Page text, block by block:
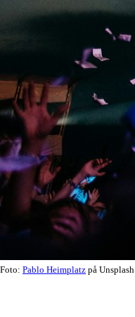
Foto: Pablo Heimplatz på Unsplash